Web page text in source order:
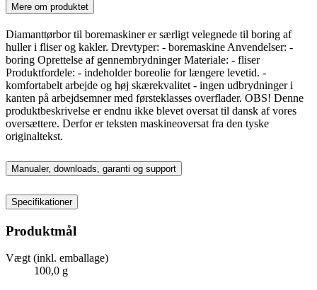
Mere om produktet
Diamanttørbor til boremaskiner er særligt velegnede til boring af
huller i fliser og kakler. Drevtyper: - boremaskine Anvendelser: -
boring Oprettelse af gennembrydninger Materiale: - fliser
Produktfordele: - indeholder boreolie for længere levetid. -
komfortabelt arbejde og høj skærekvalitet - ingen udbrydninger i
kanten på arbejdsemner med førsteklasses overflader. OBS! Denne
produktbeskrivelse er endnu ikke blevet oversat til dansk af vores
oversættere. Derfor er teksten maskineoversat fra den tyske
originaltekst.
Manualer, downloads, garanti og support
Specifikationer
Produktmål
Vægt (inkl. emballage)
100,0 g